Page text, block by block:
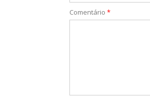
Comentário *